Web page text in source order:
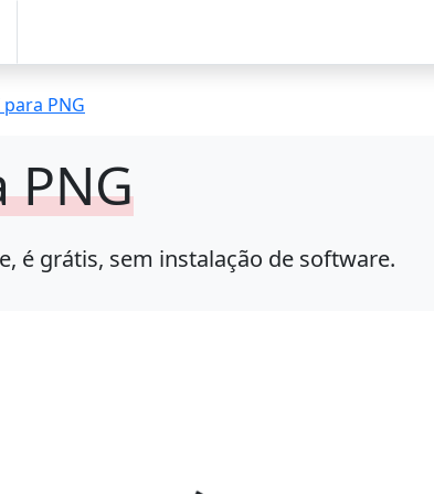
PNG
PNG
é grátis, sem instalação de software.